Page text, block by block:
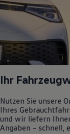
Ihr
Nutzen Sie unsere
Ihres
und wir liefern
Angaben – schnell,